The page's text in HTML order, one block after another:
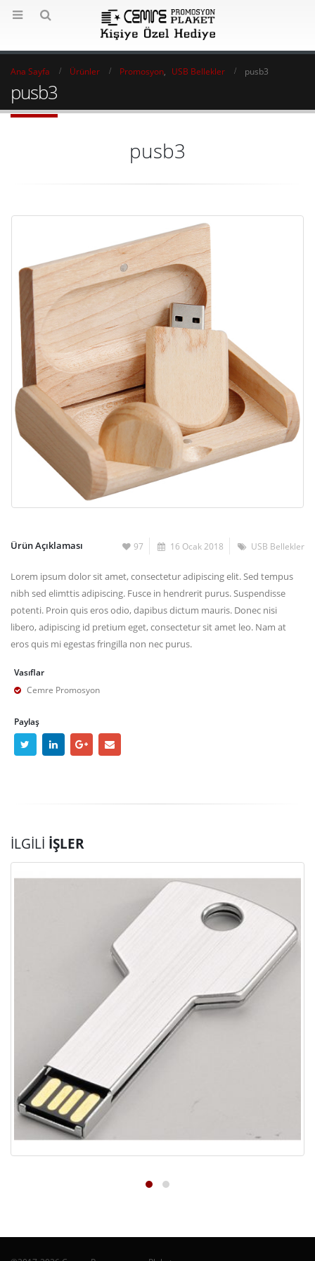
Ana Sayfa Ürünler Promosyon USB Bellekler pusb3
pusb3
pusb3
Ürün Açıklaması 97 16 Ocak 2018 USB Bellekler
Lorem ipsum dolor sit amet, consectetur adipiscing elit. Sed tempus
nibh sed elimttis adipiscing. Fusce in hendrerit purus. Suspendisse
potenti. Proin quis eros odio, dapibus dictum mauris. Donec nisi
libero, adipiscing id pretium eget, consectetur sit amet leo. Nam at
eros quis mi egestas fringilla non nec purus.
Vasıflar
Cemre Promosyon
Paylaş
İLGILI İŞLER